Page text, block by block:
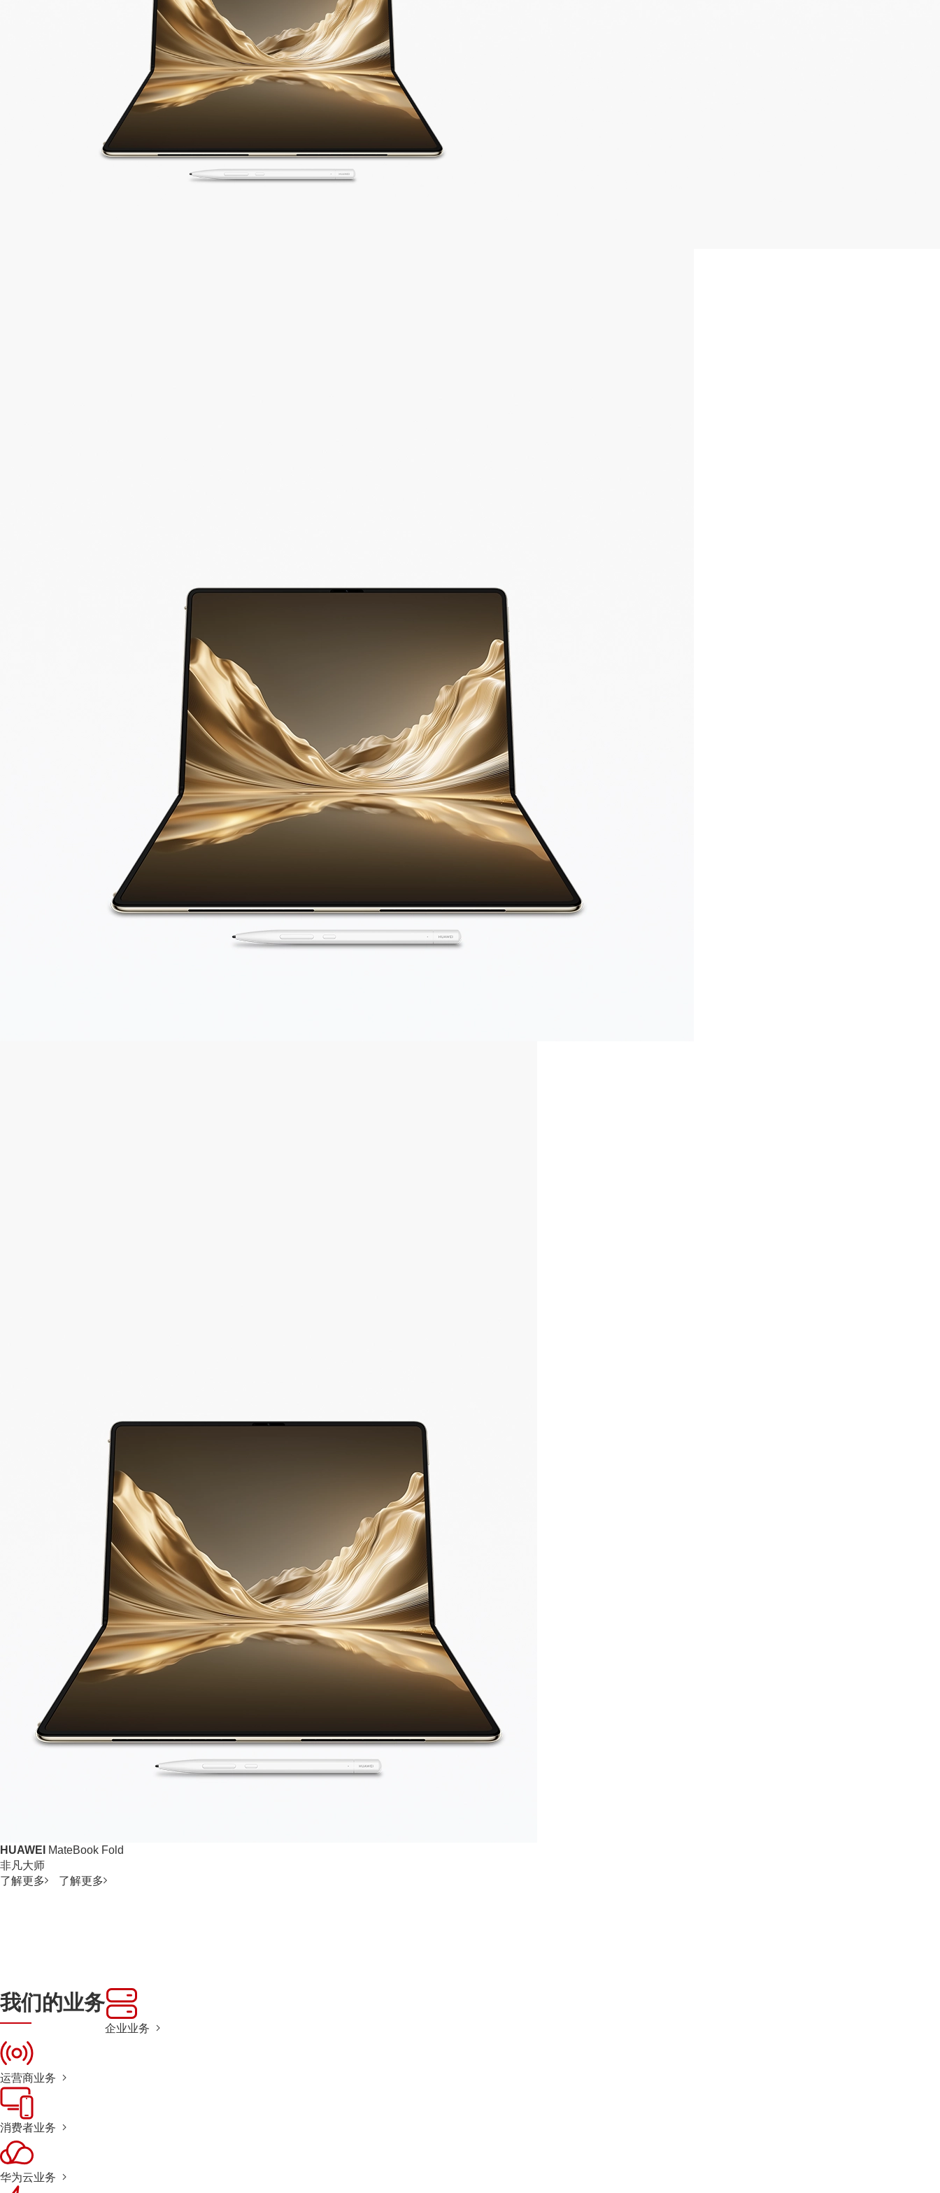
HUAWEI
MateBook Fold
非凡大师
了解更多
了解更多
我们的业务
企业业务
运营商业务
消费者业务
华为云业务